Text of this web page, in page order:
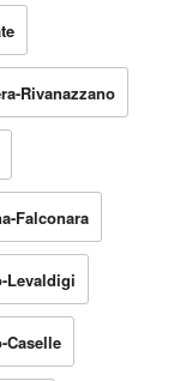
Rivanazzano
Falconara
Levaldigi
Caselle